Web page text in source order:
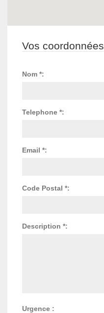
Vos coordonnées
Nom *:
Telephone *:
Email *:
Code Postal *:
Description *:
Urgence :